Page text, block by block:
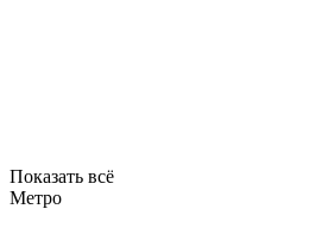
Показать всё
Метро